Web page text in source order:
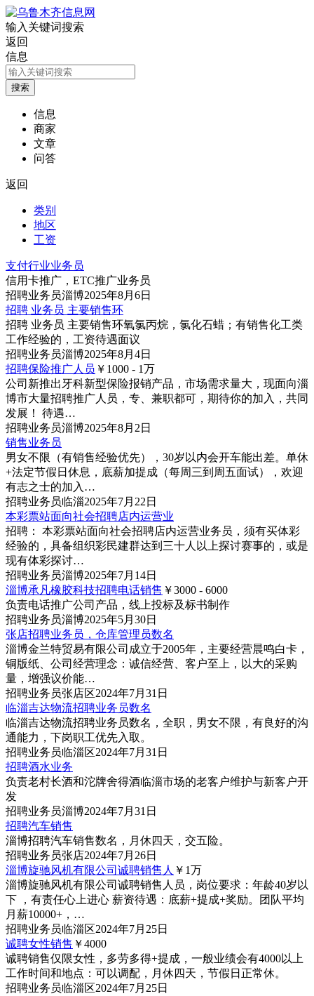
输入关键词搜索
返回
信息
信息
商家
文章
问答
返回
类别
地区
工资
支付行业业务员
信用卡推广，ETC推广业务员
招聘业务员淄博2025年8月6日
招聘 业务员 主要销售环
招聘 业务员 主要销售环氧氯丙烷，氯化石蜡；有销售化工类
工作经验的，工资待遇面议
招聘业务员淄博2025年8月4日
招聘保险推广人员 ￥1000 - 1万
公司新推出牙科新型保险报销产品，市场需求量大，现面向淄
博市大量招聘推广人员，专、兼职都可，期待你的加入，共同
发展！ 待遇…
招聘业务员淄博2025年8月2日
销售业务员
男女不限（有销售经验优先），30岁以内会开车能出差。单休
+法定节假日休息，底薪加提成（每周三到周五面试），欢迎
有志之士的加入…
招聘业务员临淄2025年7月22日
本彩票站面向社会招聘店内运营业
招聘： 本彩票站面向社会招聘店内运营业务员，须有买体彩
经验的，具备组织彩民建群达到三十人以上探讨赛事的，或是
现有体彩探讨…
招聘业务员淄博2025年7月14日
淄博承凡橡胶科技招聘电话销售 ￥3000 - 6000
负责电话推广公司产品，线上投标及标书制作
招聘业务员淄博2025年5月30日
张店招聘业务员，仓库管理员数名
淄博金兰特贸易有限公司成立于2005年，主要经营晨鸣白卡，
铜版纸、公司经营理念：诚信经营、客户至上，以大的采购
量，增强议价能…
招聘业务员张店区2024年7月31日
临淄吉达物流招聘业务员数名
临淄吉达物流招聘业务员数名，全职，男女不限，有良好的沟
通能力，下岗职工优先入取。
招聘业务员临淄区2024年7月31日
招聘酒水业务
负责老村长酒和沱牌舍得酒临淄市场的老客户维护与新客户开
发
招聘业务员淄博2024年7月31日
招聘汽车销售
淄博招聘汽车销售数名，月休四天，交五险。
招聘业务员张店2024年7月26日
淄博旋驰风机有限公司诚聘销售人 ￥1万
淄博旋驰风机有限公司诚聘销售人员，岗位要求：年龄40岁以
下 ，有责任心上进心 薪资待遇：底薪+提成+奖励。团队平均
月薪10000+，…
招聘业务员临淄区2024年7月25日
诚聘女性销售 ￥4000
诚聘销售仅限女性，多劳多得+提成，一般业绩会有4000以上
工作时间和地点：可以调配，月休四天，节假日正常休。
招聘业务员临淄区2024年7月25日